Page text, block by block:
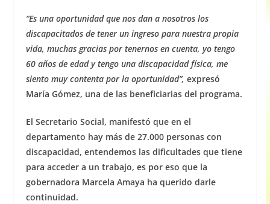
“Es una oportunidad que nos dan a nosotros los
discapacitados de tener un ingreso para nuestra propia
vida, muchas gracias por tenernos en cuenta, yo tengo
60 años de edady tengo una discapacidad física, me
siento muy contenta por la oportunidad”, expresó
María Gómez, una de las beneficiarias del programa.
El Secretario Social, manifestó que en el
departamento hay más de 27.000 personas con
discapacidad, entendemos las dificultades que tiene
para acceder a un trabajo, es por eso que la
gobernadora Marcela Amaya ha querido darle
continuidad.